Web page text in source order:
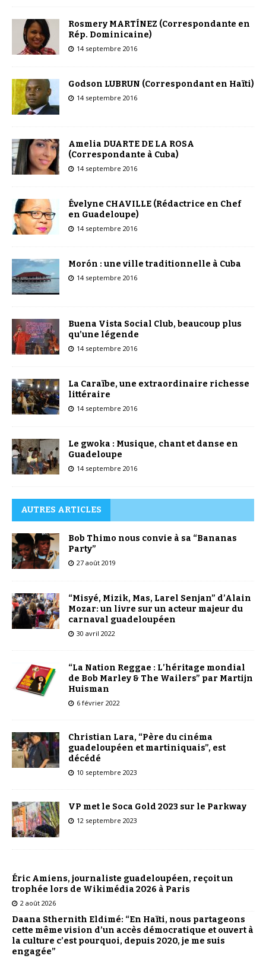
Rosmery MARTÍNEZ (Correspondante en
Rép. Dominicaine)
14 septembre 2016
Godson LUBRUN (Correspondant en Haïti)
14 septembre 2016
Amelia DUARTE DE LA ROSA
(Correspondante à Cuba)
14 septembre 2016
Évelyne CHAVILLE (Rédactrice en Chef
en Guadeloupe)
14 septembre 2016
Morón : une ville traditionnelle à Cuba
14 septembre 2016
Buena Vista Social Club, beaucoup plus
qu’une légende
14 septembre 2016
La Caraïbe, une extraordinaire richesse
littéraire
14 septembre 2016
Le gwoka : Musique, chant et danse en
Guadeloupe
14 septembre 2016
AUTRES ARTICLES
Bob Thimo nous convie à sa “Bananas
Party”
27 août 2019
“Misyé, Mizik, Mas, Larel Senjan” d’Alain
Mozar: un livre sur un acteur majeur du
carnaval guadeloupéen
30 avril 2022
“La Nation Reggae : L’héritage mondial
de Bob Marley & The Wailers” par Martijn
Huisman
6 février 2022
Christian Lara, “Père du cinéma
guadeloupéen et martiniquais”, est
décédé
10 septembre 2023
VP met le Soca Gold 2023 sur le Parkway
12 septembre 2023
Éric Amiens, journaliste guadeloupéen, reçoit un
trophée lors de Wikimédia 2026 à Paris
2 août 2026
Daana Sthernith Eldimé: “En Haïti, nous partageons
cette même vision d’un accès démocratique et ouvert à
la culture c’est pourquoi, depuis 2020, je me suis
engagée”